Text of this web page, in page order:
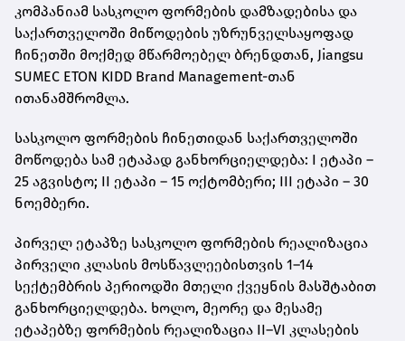
კომპანიამ სასკოლო ფორმების დამზადებისა და
საქართველოში მიწოდების უზრუნველსაყოფად
ჩინეთში მოქმედ მწარმოებელ ბრენდთან, Jiangsu
SUMEC ETON KIDD Brand Management-თან
ითანამშრომლა.
სასკოლო ფორმების ჩინეთიდან საქართველოში
მოწოდება სამ ეტაპად განხორციელდება: I ეტაპი –
25 აგვისტო; II ეტაპი – 15 ოქტომბერი; III ეტაპი – 30
ნოემბერი.
პირველ ეტაპზე სასკოლო ფორმების რეალიზაცია
პირველი კლასის მოსწავლეებისთვის 1–14
სექტემბრის პერიოდში მთელი ქვეყნის მასშტაბით
განხორციელდება. ხოლო, მეორე და მესამე
ეტაპებზე ფორმების რეალიზაცია II–VI კლასების